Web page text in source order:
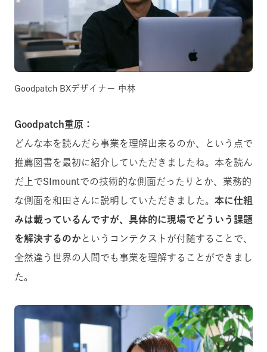
Goodpatch BXデザイナー 中林
Goodpatch重原：
どんな本を読んだら事業を理解出来るのか、という点で
推薦図書を最初に紹介していただきましたね。本を読ん
だ上でSImountでの技術的な側面だったりとか、業務的
な側面を和田さんに説明していただきました。 本に仕組
みは載っているんですが、具体的に現場でどういう課題
を解決するのかというコンテクストが付随することで、
全然違う世界の人間でも事業を理解することができまし
た。